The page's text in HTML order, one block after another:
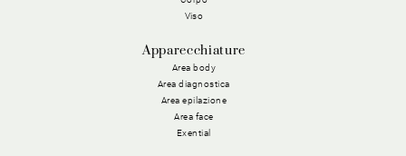
Viso
Apparecchiature
Area body
Area diagnostica
Area epilazione
Area face
Exential